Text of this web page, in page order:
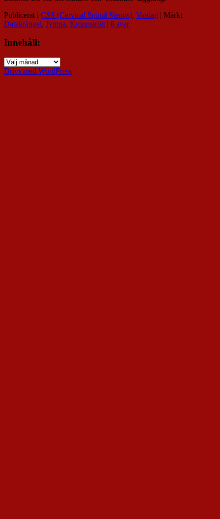
Publicerat i CSS (Cervical Spinal Stenos), Vardag | Märkt
Datakrångel, Jympa, Kroppstrött | 6 svar
Innehåll:
Innehåll:
Drivs med WordPress